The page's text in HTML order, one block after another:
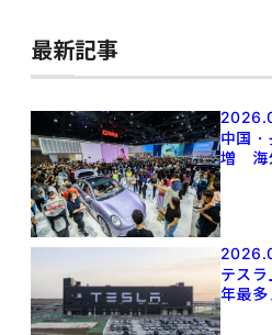
最新記事
中国
増 海
テス
年最